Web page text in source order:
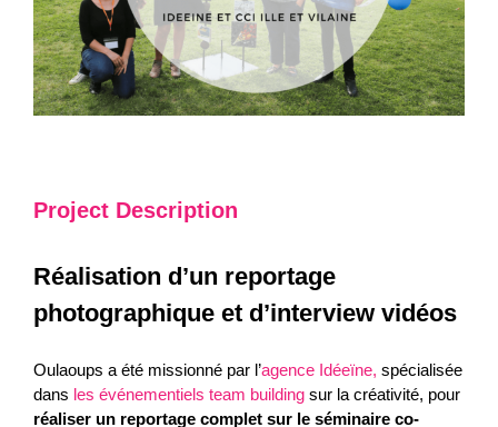
Project Description
Réalisation d’un reportage
photographique et d’interview vidéos
Oulaoups a été missionné par l’agence Idéeïne, spécialisée
dans les événementiels team building sur la créativité, pour
réaliser un reportage complet sur le séminaire co-